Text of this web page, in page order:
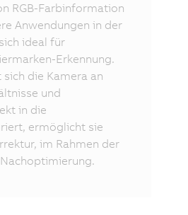
RGB-Farbinformation
Anwendungen in der
ideal für
Erkennung.
die Kamera an
und
in die
ermöglicht sie
im Rahmen der